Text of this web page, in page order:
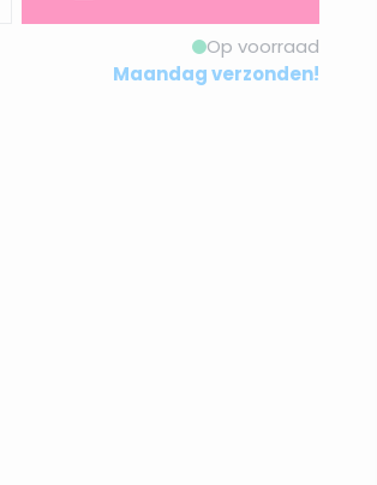
Op voorraad
Maandag verzonden!